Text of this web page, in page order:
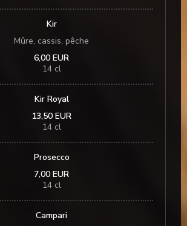
Kir
Mûre, cassis, pêche
6,00 EUR
14 cl
Kir Royal
13,50 EUR
14 cl
Prosecco
7,00 EUR
14 cl
Campari